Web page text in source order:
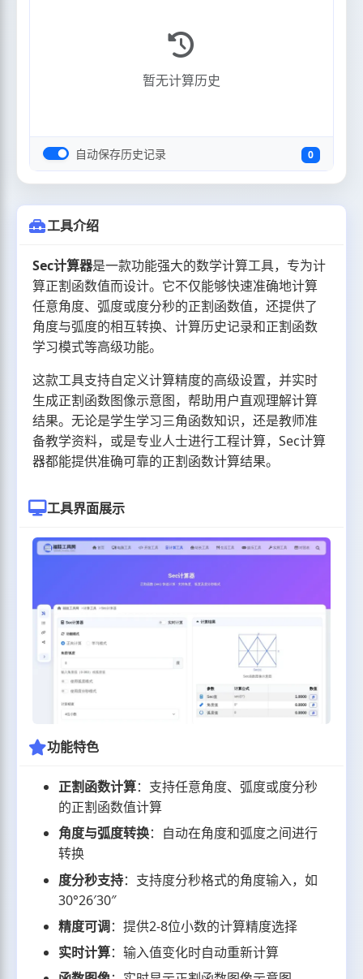
暂无计算历史
自动保存历史记录 0
工具介绍
Sec计算器是一款功能强大的数学计算工具，专为计
算正割函数值而设计。它不仅能够快速准确地计算
任意角度、弧度或度分秒的正割函数值，还提供了
角度与弧度的相互转换、计算历史记录和正割函数
学习模式等高级功能。
这款工具支持自定义计算精度的高级设置，并实时
生成正割函数图像示意图，帮助用户直观理解计算
结果。无论是学生学习三角函数知识，还是教师准
备教学资料，或是专业人士进行工程计算，Sec计算
器都能提供准确可靠的正割函数计算结果。
工具界面展示
功能特色
正割函数计算：支持任意角度、弧度或度分秒
的正割函数值计算
角度与弧度转换：自动在角度和弧度之间进行
转换
度分秒支持：支持度分秒格式的角度输入，如
30°26′30″
精度可调：提供2-8位小数的计算精度选择
实时计算：输入值变化时自动重新计算